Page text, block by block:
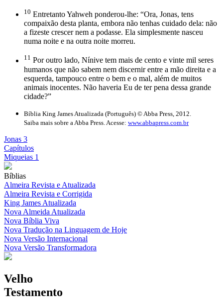
10 Entretanto Yahweh ponderou-lhe: “Ora, Jonas, tens
compaixão desta planta, embora não tenhas cuidado dela: não
a fizeste crescer nem a podasse. Ela simplesmente nasceu
numa noite e na outra noite morreu.
11 Por outro lado, Nínive tem mais de cento e vinte mil seres
humanos que não sabem nem discernir entre a mão direita e a
esquerda, tampouco entre o bem e o mal, além de muitos
animais inocentes. Não haveria Eu de ter pena dessa grande
cidade?”
Bíblia King James Atualizada (Português) © Abba Press, 2012.
Saiba mais sobre a Abba Press. Acesse: www.abbapress.com.br
Jonas 3
Capítulos
Miqueias 1
Bíblias
Almeira Revista e Atualizada
Almeira Revista e Corrigida
King James Atualizada
Nova Almeida Atualizada
Nova Bíblia Viva
Nova Tradução na Linguagem de Hoje
Nova Versão Internacional
Nova Versão Transformadora
Velho
Testamento